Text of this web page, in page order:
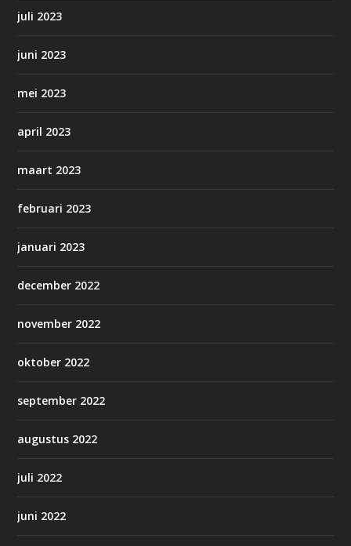
juli 2023
juni 2023
mei 2023
april 2023
maart 2023
februari 2023
januari 2023
december 2022
november 2022
oktober 2022
september 2022
augustus 2022
juli 2022
juni 2022